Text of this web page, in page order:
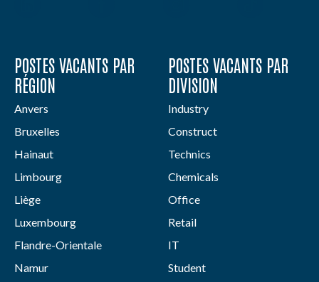
POSTES VACANTS PAR
RÉGION
Anvers
Bruxelles
Hainaut
Limbourg
Liège
Luxembourg
Flandre-Orientale
Namur
POSTES VACANTS PAR
DIVISION
Industry
Construct
Technics
Chemicals
Office
Retail
IT
Student